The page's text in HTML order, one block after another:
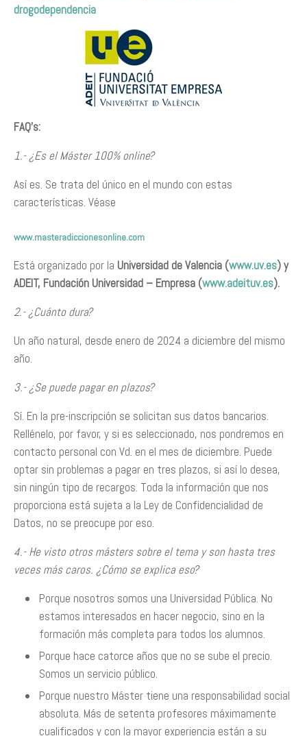
drogodependencia
FAQ’s:
1.- ¿Es el Máster 100% online?
Así es. Se trata del único en el mundo con estas
características. Véase
www.masteradiccionesonline.com
Está organizado por la Universidad de Valencia (www.uv.es) y
ADEIT, Fundación Universidad – Empresa (www.adeituv.es).
2.- ¿Cuánto dura?
Un año natural, desde enero de 2024 a diciembre del mismo
año.
3.- ¿Se puede pagar en plazos?
Sí. En la pre-inscripción se solicitan sus datos bancarios.
Rellénelo, por favor, y si es seleccionado, nos pondremos en
contacto personal con Vd. en el mes de diciembre. Puede
optar sin problemas a pagar en tres plazos, si así lo desea,
sin ningún tipo de recargos. Toda la información que nos
proporciona está sujeta a la Ley de Confidencialidad de
Datos, no se preocupe por eso.
4.- He visto otros másters sobre el tema y son hasta tres
veces más caros. ¿Cómo se explica eso?
Porque nosotros somos una Universidad Pública. No
estamos interesados en hacer negocio, sino en la
formación más completa para todos los alumnos.
Porque hace catorce años que no se sube el precio.
Somos un servicio público.
Porque nuestro Máster tiene una responsabilidad social
absoluta. Más de setenta profesores máximamente
cualificados y con la mayor experiencia están a su